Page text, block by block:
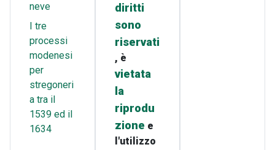
neve
I tre
processi
modenesi
per
stregoneri
a tra il
1539 ed il
1634
diritti
sono
riservati
, è
vietata
la
riprodu
zione e
l'utilizzo